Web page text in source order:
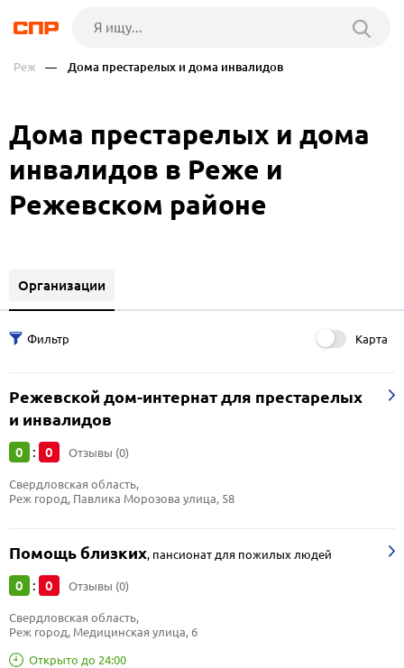
Реж — Дома престарелых и дома инвалидов
Дома престарелых и дома
инвалидов в Реже и
Режевском районе
Организации
Карта
Режевской дом-интернат для престарелых
и инвалидов
0 : 0 Отзывы (0)
Свердловская область,
Реж город, Павлика Морозова улица, 58
Помощь близких, пансионат для пожилых людей
0 : 0 Отзывы (0)
Открыто до 24:00
Свердловская область,
Реж город, Медицинская улица, 6